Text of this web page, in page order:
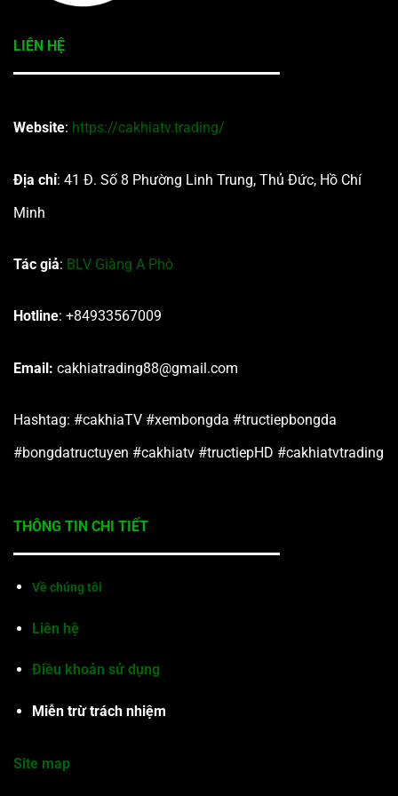
LIÊN HỆ
Website: https://cakhiatv.trading/
Địa chỉ: 41 Đ. Số 8 Phường Linh Trung, Thủ Đức, Hồ Chí
Minh
Tác giả: BLV Giàng A Phò
Hotline: +84933567009
Email: cakhiatrading88@gmail.com
Hashtag: #cakhiaTV #xembongda #tructiepbongda
#bongdatructuyen #cakhiatv #tructiepHD #cakhiatvtrading
THÔNG TIN CHI TIẾT
Về chúng tôi
Liên hệ
Điều khoản sử dụng
Miễn trừ trách nhiệm
Site map